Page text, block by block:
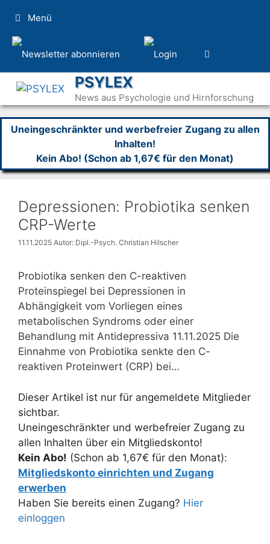
Inhalt
springen
Menü
PSYLEX
News aus Psychologie und Hirnforschung
Uneingeschränkter und werbefreier Zugang zu allen
Inhalten!
Kein Abo! (Schon ab 1,67€ für den Monat)
Depressionen: Probiotika senken
CRP-Werte
11.11.2025 Autor: Dipl.-Psych. Christian Hilscher
Probiotika senken den C-reaktiven
Proteinspiegel bei Depressionen in
Abhängigkeit vom Vorliegen eines
metabolischen Syndroms oder einer
Behandlung mit Antidepressiva 11.11.2025 Die
Einnahme von Probiotika senkte den C-
reaktiven Proteinwert (CRP) bei…
Dieser Artikel ist nur für angemeldete Mitglieder
sichtbar.
Uneingeschränkter und werbefreier Zugang zu
allen Inhalten über ein Mitgliedskonto!
Kein Abo! (Schon ab 1,67€ für den Monat):
Mitgliedskonto einrichten und Zugang
erwerben
Haben Sie bereits einen Zugang? Hier
einloggen